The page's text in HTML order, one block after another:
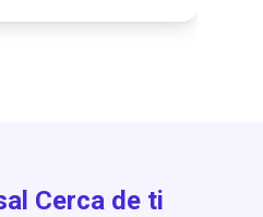
Cerca de ti